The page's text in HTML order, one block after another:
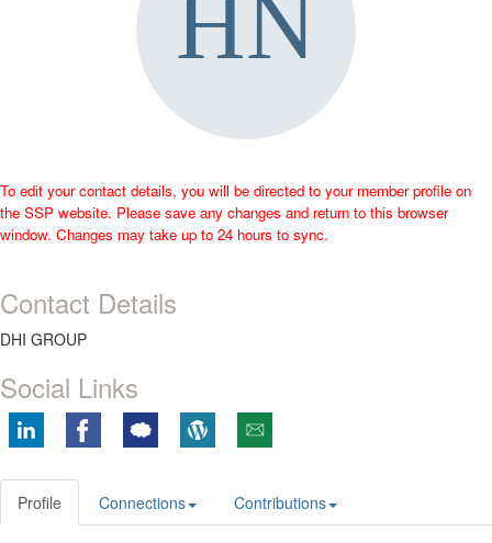
To edit your contact details, you will be directed to your member profile on
the SSP website. Please save any changes and return to this browser
window. Changes may take up to 24 hours to sync.
Contact Details
DHI GROUP
Social Links
Profile Connections Contributions